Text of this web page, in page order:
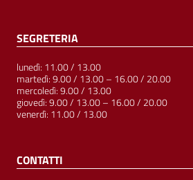
SEGRETERIA
lunedì: 11.00 / 13.00
martedì: 9.00 / 13.00 – 16.00 / 20.00
mercoledì: 9.00 / 13.00
giovedì: 9.00 / 13.00 – 16.00 / 20.00
venerdì: 11.00 / 13.00
CONTATTI